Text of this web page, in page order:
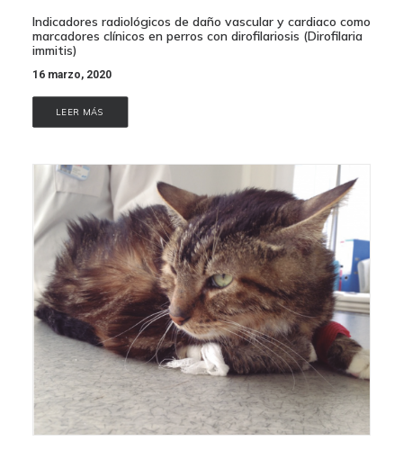
Indicadores radiológicos de daño vascular y cardiaco como
marcadores clínicos en perros con dirofilariosis (Dirofilaria
immitis)
16 marzo, 2020
LEER MÁS